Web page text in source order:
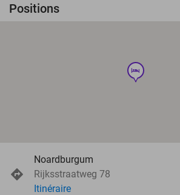
Positions
hotel
Noardburgum
Rijksstraatweg 78
Itinéraire